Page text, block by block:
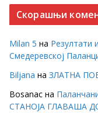
Скорашњи
Milan 5 на Резултати
Смедеревској
Biljana на ЗЛАТНА
Bosanac на
СТАНОЈА ГЛАВАША ДО